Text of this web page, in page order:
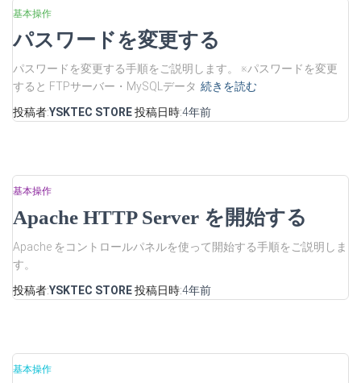
基本操作
パスワードを変更する
パスワードを変更する手順をご説明します。 ※パスワードを変更
すると FTPサーバー・MySQLデータ 続きを読む
投稿者:YSKTEC STORE投稿日時:4年前
基本操作
Apache HTTP Server を開始する
Apache をコントロールパネルを使って開始する手順をご説明しま
す。
投稿者:YSKTEC STORE投稿日時:4年前
基本操作